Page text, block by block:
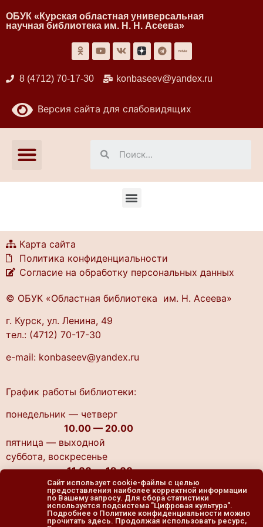
ОБУК «Курская областная универсальная
научная библиотека им. Н. Н. Асеева»
8 (4712) 70-17-30 konbaseev@yandex.ru
Версия сайта для слабовидящих
Карта сайта
Политика конфиденциальности
Согласие на обработку персональных данных
© ОБУК «Областная библиотека им. Н. Асеева»
г. Курск, ул. Ленина, 49
тел.: (4712) 70-17-30
e-mail: konbaseev@yandex.ru
График работы библиотеки:
понедельник — четверг
10.00 — 20.00
пятница — выходной
cуббота, воскресенье
11.00 — 19.00
Сайт использует cookie-файлы с целью
предоставления наиболее корректной информации
по Вашему запросу. Для сбора статистики
используется подсистема "Цифровая культура".
Подробнее о Политике конфиденциальности можно
прочитать здесь. Продолжая использовать ресурс,